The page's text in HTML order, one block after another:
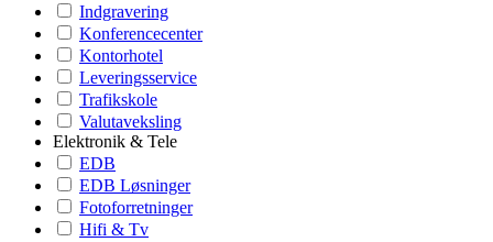
Indgravering
Konferencecenter
Kontorhotel
Leveringsservice
Trafikskole
Valutaveksling
Elektronik & Tele
EDB
EDB Løsninger
Fotoforretninger
Hifi & Tv